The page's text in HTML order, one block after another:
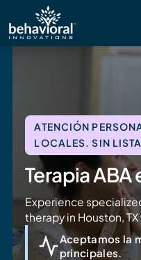
ATENCIÓN
LOCALES. SIN
Terapia ABA
Experience
therapy in Houston,
Aceptamos la
principales.